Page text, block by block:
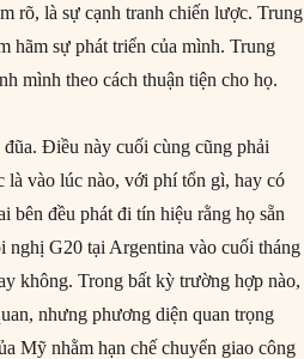
rõ, là sự cạnh tranh chiến lược. Trung
hãm sự phát triển của mình. Trung
mình theo cách thuận tiện cho họ.
Điều này cuối cùng cũng phải
là vào lúc nào, với phí tổn gì, hay có
bên đều phát đi tín hiệu rằng họ sẵn
nghị G20 tại Argentina vào cuối tháng
không. Trong bất kỳ trường hợp nào,
nhưng phương diện quan trọng
Mỹ nhằm hạn chế chuyển giao công